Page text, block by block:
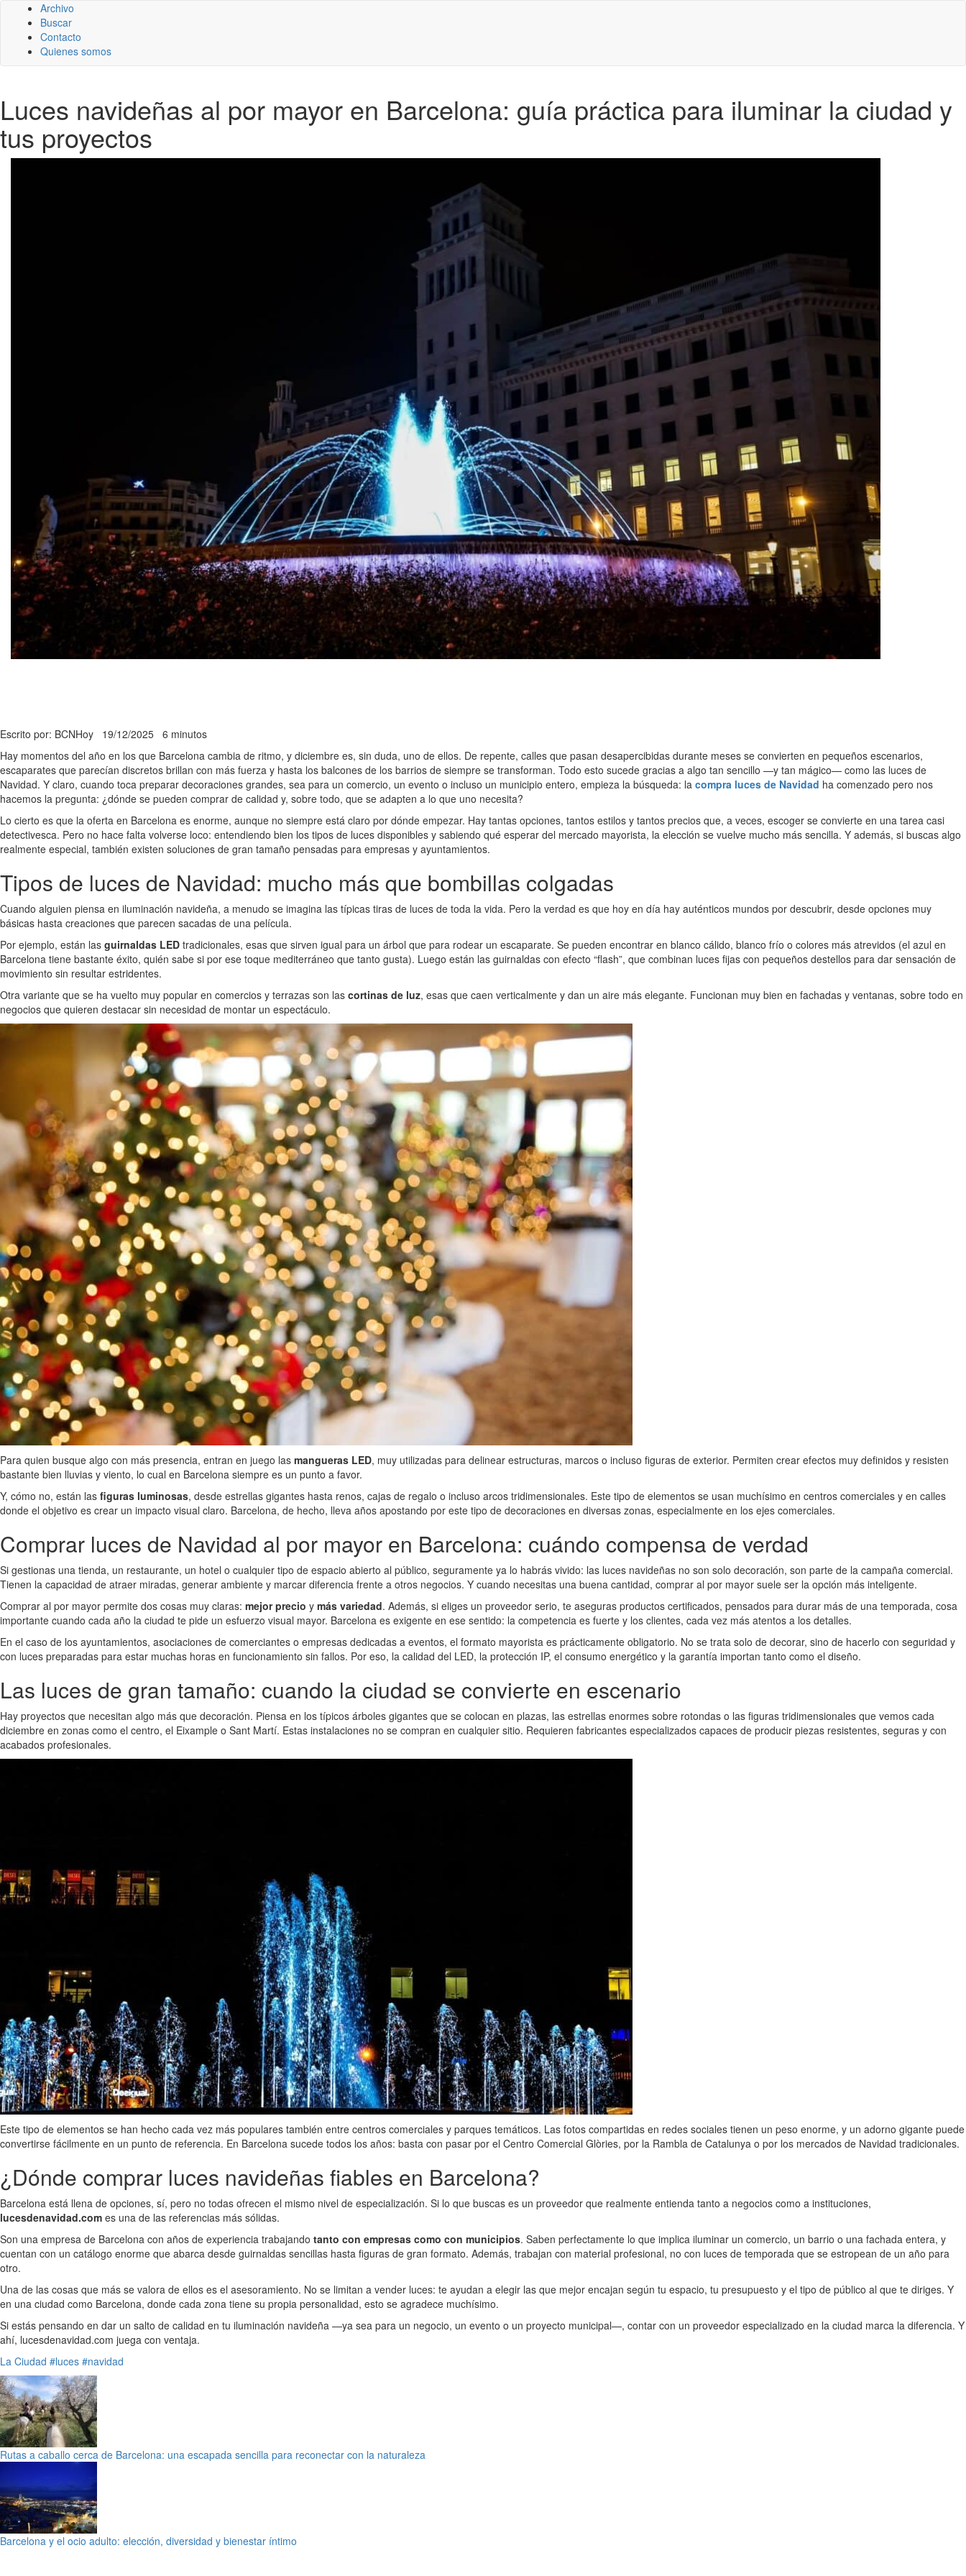
Archivo
Buscar
Contacto
Quienes somos
Luces navideñas al por mayor en Barcelona: guía práctica para iluminar la ciudad y
tus proyectos
Escrito por: BCNHoy 19/12/2025 6 minutos
Hay momentos del año en los que Barcelona cambia de ritmo, y diciembre es, sin duda, uno de ellos. De repente, calles que pasan desapercibidas durante meses se convierten en pequeños escenarios,
escaparates que parecían discretos brillan con más fuerza y hasta los balcones de los barrios de siempre se transforman. Todo esto sucede gracias a algo tan sencillo —y tan mágico— como las luces de
Navidad. Y claro, cuando toca preparar decoraciones grandes, sea para un comercio, un evento o incluso un municipio entero, empieza la búsqueda: la compra luces de Navidad ha comenzado pero nos
hacemos la pregunta: ¿dónde se pueden comprar de calidad y, sobre todo, que se adapten a lo que uno necesita?
Lo cierto es que la oferta en Barcelona es enorme, aunque no siempre está claro por dónde empezar. Hay tantas opciones, tantos estilos y tantos precios que, a veces, escoger se convierte en una tarea casi
detectivesca. Pero no hace falta volverse loco: entendiendo bien los tipos de luces disponibles y sabiendo qué esperar del mercado mayorista, la elección se vuelve mucho más sencilla. Y además, si buscas algo
realmente especial, también existen soluciones de gran tamaño pensadas para empresas y ayuntamientos.
Tipos de luces de Navidad: mucho más que bombillas colgadas
Cuando alguien piensa en iluminación navideña, a menudo se imagina las típicas tiras de luces de toda la vida. Pero la verdad es que hoy en día hay auténticos mundos por descubrir, desde opciones muy
básicas hasta creaciones que parecen sacadas de una película.
Por ejemplo, están las guirnaldas LED tradicionales, esas que sirven igual para un árbol que para rodear un escaparate. Se pueden encontrar en blanco cálido, blanco frío o colores más atrevidos (el azul en
Barcelona tiene bastante éxito, quién sabe si por ese toque mediterráneo que tanto gusta). Luego están las guirnaldas con efecto “flash”, que combinan luces fijas con pequeños destellos para dar sensación de
movimiento sin resultar estridentes.
Otra variante que se ha vuelto muy popular en comercios y terrazas son las cortinas de luz, esas que caen verticalmente y dan un aire más elegante. Funcionan muy bien en fachadas y ventanas, sobre todo en
negocios que quieren destacar sin necesidad de montar un espectáculo.
Para quien busque algo con más presencia, entran en juego las mangueras LED, muy utilizadas para delinear estructuras, marcos o incluso figuras de exterior. Permiten crear efectos muy definidos y resisten
bastante bien lluvias y viento, lo cual en Barcelona siempre es un punto a favor.
Y, cómo no, están las figuras luminosas, desde estrellas gigantes hasta renos, cajas de regalo o incluso arcos tridimensionales. Este tipo de elementos se usan muchísimo en centros comerciales y en calles
donde el objetivo es crear un impacto visual claro. Barcelona, de hecho, lleva años apostando por este tipo de decoraciones en diversas zonas, especialmente en los ejes comerciales.
Comprar luces de Navidad al por mayor en Barcelona: cuándo compensa de verdad
Si gestionas una tienda, un restaurante, un hotel o cualquier tipo de espacio abierto al público, seguramente ya lo habrás vivido: las luces navideñas no son solo decoración, son parte de la campaña comercial.
Tienen la capacidad de atraer miradas, generar ambiente y marcar diferencia frente a otros negocios. Y cuando necesitas una buena cantidad, comprar al por mayor suele ser la opción más inteligente.
Comprar al por mayor permite dos cosas muy claras: mejor precio y más variedad. Además, si eliges un proveedor serio, te aseguras productos certificados, pensados para durar más de una temporada, cosa
importante cuando cada año la ciudad te pide un esfuerzo visual mayor. Barcelona es exigente en ese sentido: la competencia es fuerte y los clientes, cada vez más atentos a los detalles.
En el caso de los ayuntamientos, asociaciones de comerciantes o empresas dedicadas a eventos, el formato mayorista es prácticamente obligatorio. No se trata solo de decorar, sino de hacerlo con seguridad y
con luces preparadas para estar muchas horas en funcionamiento sin fallos. Por eso, la calidad del LED, la protección IP, el consumo energético y la garantía importan tanto como el diseño.
Las luces de gran tamaño: cuando la ciudad se convierte en escenario
Hay proyectos que necesitan algo más que decoración. Piensa en los típicos árboles gigantes que se colocan en plazas, las estrellas enormes sobre rotondas o las figuras tridimensionales que vemos cada
diciembre en zonas como el centro, el Eixample o Sant Martí. Estas instalaciones no se compran en cualquier sitio. Requieren fabricantes especializados capaces de producir piezas resistentes, seguras y con
acabados profesionales.
Este tipo de elementos se han hecho cada vez más populares también entre centros comerciales y parques temáticos. Las fotos compartidas en redes sociales tienen un peso enorme, y un adorno gigante puede
convertirse fácilmente en un punto de referencia. En Barcelona sucede todos los años: basta con pasar por el Centro Comercial Glòries, por la Rambla de Catalunya o por los mercados de Navidad tradicionales.
¿Dónde comprar luces navideñas fiables en Barcelona?
Barcelona está llena de opciones, sí, pero no todas ofrecen el mismo nivel de especialización. Si lo que buscas es un proveedor que realmente entienda tanto a negocios como a instituciones,
lucesdenavidad.com es una de las referencias más sólidas.
Son una empresa de Barcelona con años de experiencia trabajando tanto con empresas como con municipios. Saben perfectamente lo que implica iluminar un comercio, un barrio o una fachada entera, y
cuentan con un catálogo enorme que abarca desde guirnaldas sencillas hasta figuras de gran formato. Además, trabajan con material profesional, no con luces de temporada que se estropean de un año para
otro.
Una de las cosas que más se valora de ellos es el asesoramiento. No se limitan a vender luces: te ayudan a elegir las que mejor encajan según tu espacio, tu presupuesto y el tipo de público al que te diriges. Y
en una ciudad como Barcelona, donde cada zona tiene su propia personalidad, esto se agradece muchísimo.
Si estás pensando en dar un salto de calidad en tu iluminación navideña —ya sea para un negocio, un evento o un proyecto municipal—, contar con un proveedor especializado en la ciudad marca la diferencia. Y
ahí, lucesdenavidad.com juega con ventaja.
La Ciudad #luces #navidad
Rutas a caballo cerca de Barcelona: una escapada sencilla para reconectar con la naturaleza
Barcelona y el ocio adulto: elección, diversidad y bienestar íntimo